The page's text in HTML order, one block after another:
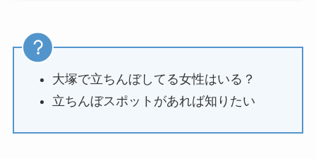
大塚で立ちんぼしてる女性はいる？
立ちんぼスポットがあれば知りたい